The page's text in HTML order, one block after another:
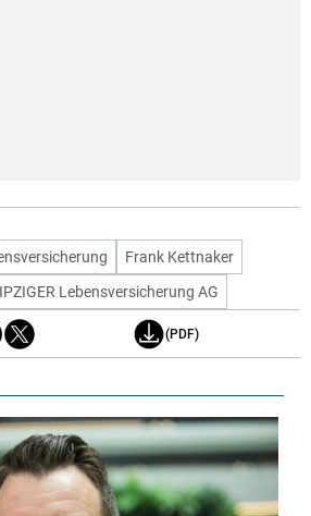
Frank Kettnaker
Lebensversicherung AG
(PDF)